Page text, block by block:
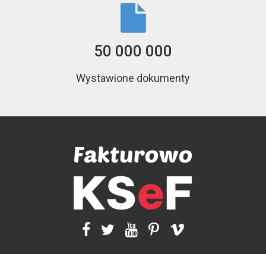
50 000 000
Wystawione dokumenty